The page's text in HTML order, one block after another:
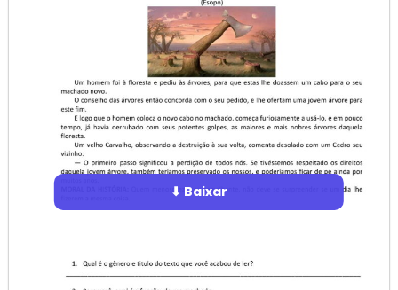
⬇ Baixar